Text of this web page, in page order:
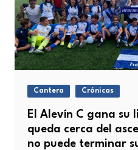
Cantera Crónicas
El Alevín C gana su
queda cerca del
no puede terminar